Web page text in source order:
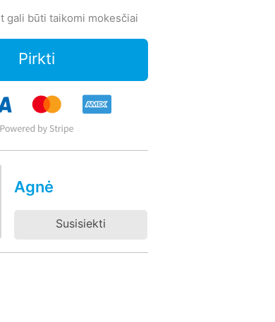
gali būti taikomi mokesčiai
Pirkti
Agnė
Susisiekti